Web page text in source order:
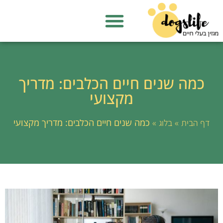
כמה שנים חיים הכלבים: מדריך
מקצועי
דף הבית »בלוג » כמה שנים חיים הכלבים: מדריך מקצועי